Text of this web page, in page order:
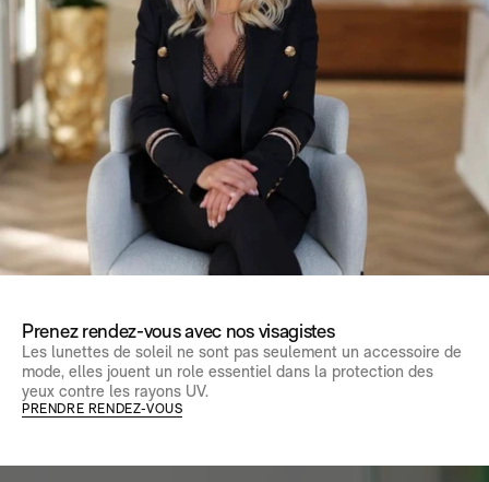
Prenez rendez-vous avec nos visagistes
Les lunettes de soleil ne sont pas seulement un accessoire de
mode, elles jouent un role essentiel dans la protection des
yeux contre les rayons UV.
PRENDRE RENDEZ-VOUS